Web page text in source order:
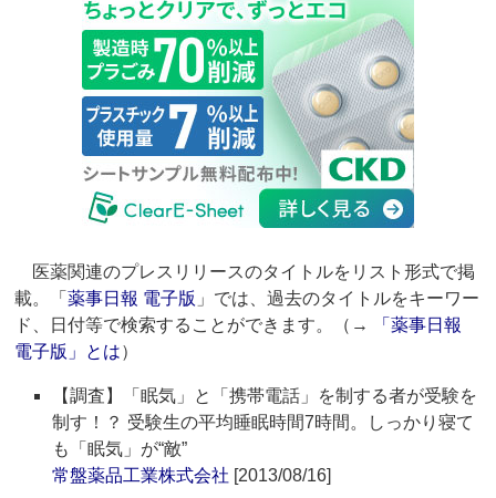
医薬関連のプレスリリースのタイトルをリスト形式で掲
載。「薬事日報 電子版 」では、過去のタイトルをキーワー
ド、日付等で検索することができます。（→
「薬事日報
電子版」とは）
【調査】「眠気」と「携帯電話」を制する者が受験を
制す！？ 受験生の平均睡眠時間7時間。しっかり寝て
も「眠気」が“敵”
常盤薬品工業株式会社 [2013/08/16]